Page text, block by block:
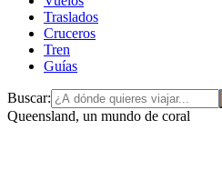
Traslados
Cruceros
Tren
Guías
Buscar:
Queensland, un mundo de coral